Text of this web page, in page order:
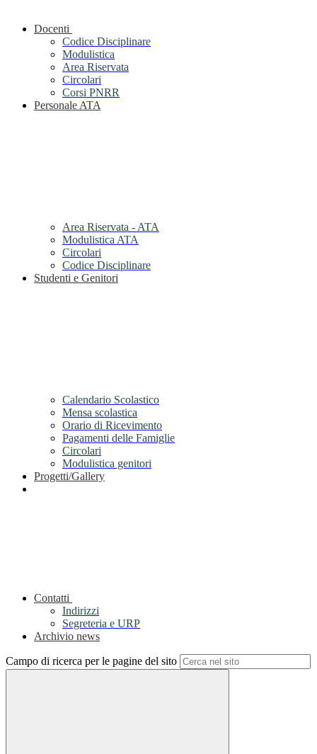
Docenti
Codice Disciplinare
Modulistica
Area Riservata
Circolari
Corsi PNRR
Personale ATA
Area Riservata - ATA
Modulistica ATA
Circolari
Codice Disciplinare
Studenti e Genitori
Calendario Scolastico
Mensa scolastica
Orario di Ricevimento
Pagamenti delle Famiglie
Circolari
Modulistica genitori
Progetti/Gallery
Contatti
Indirizzi
Segreteria e URP
Archivio news
Campo di ricerca per le pagine del sito